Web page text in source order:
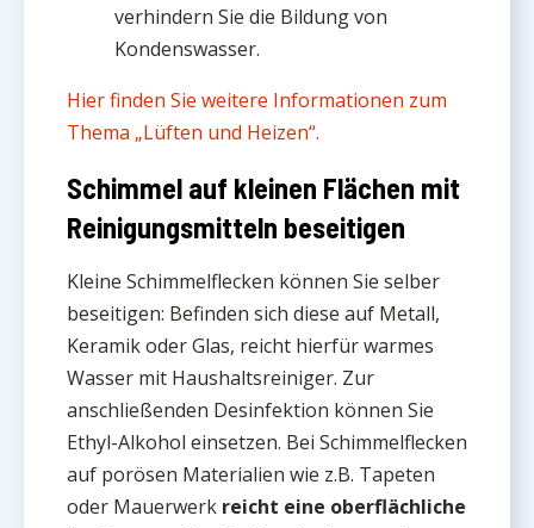
verhindern Sie die Bildung von
Kondenswasser.
Hier finden Sie weitere Informationen zum
Thema „Lüften und Heizen“.
Schimmel auf kleinen Flächen mit
Reinigungsmitteln beseitigen
Kleine Schimmelflecken können Sie selber
beseitigen: Befinden sich diese auf Metall,
Keramik oder Glas, reicht hierfür warmes
Wasser mit Haushaltsreiniger. Zur
anschließenden Desinfektion können Sie
Ethyl-Alkohol einsetzen. Bei Schimmelflecken
auf porösen Materialien wie z.B. Tapeten
oder Mauerwerk reicht eine oberflächliche